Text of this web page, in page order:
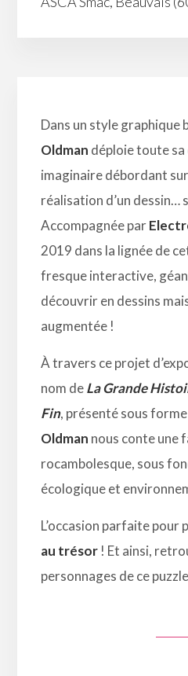
Dans un style graphique
Oldman déploie toute
imaginaire débordant
réalisation d’un dessin…
Accompagnée par
2019 dans la lignée de
fresque interactive,
découvrir en dessins
augmentée !
À travers ce projet
nom deLa Grande
Fin, présenté sous
Oldman nous conte une
rocambolesque, sous
écologique et
L’occasion parfaite pour
au trésor ! Et ainsi,
personnages de ce